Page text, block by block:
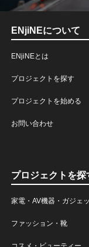
ENjiNEについて
ENjiNEとは
プロジェクトを探す
プロジェクトを始める
お問い合わせ
プロジェクトを探
家電・AV機器・ガジェ
ファッション・靴